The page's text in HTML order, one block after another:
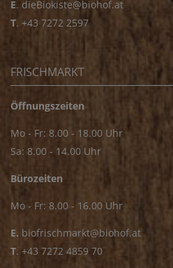
E. dieBiokiste@biohof.at
T. +43 7272 2597
FRISCHMARKT
Öffnungszeiten
Mo - Fr: 8.00 - 18.00 Uhr
Sa: 8.00 - 14.00 Uhr
Bürozeiten
Mo - Fr: 8.00 - 16.00 Uhr
E. biofrischmarkt@biohof.at
T. +43 7272 4859 70